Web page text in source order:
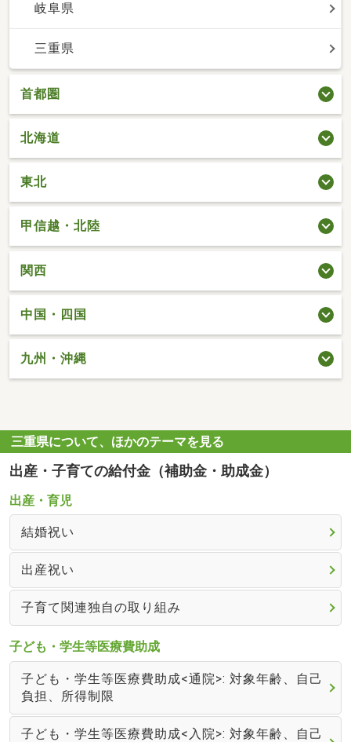
岐阜県
三重県
首都圏
北海道
東北
甲信越・北陸
関西
中国・四国
九州・沖縄
三重県について、ほかのテーマを見る
出産・子育ての給付金（補助金・助成金）
出産・育児
結婚祝い
出産祝い
子育て関連独自の取り組み
子ども・学生等医療費助成
子ども・学生等医療費助成<通院>: 対象年齢、自己
負担、所得制限
子ども・学生等医療費助成<入院>: 対象年齢、自己